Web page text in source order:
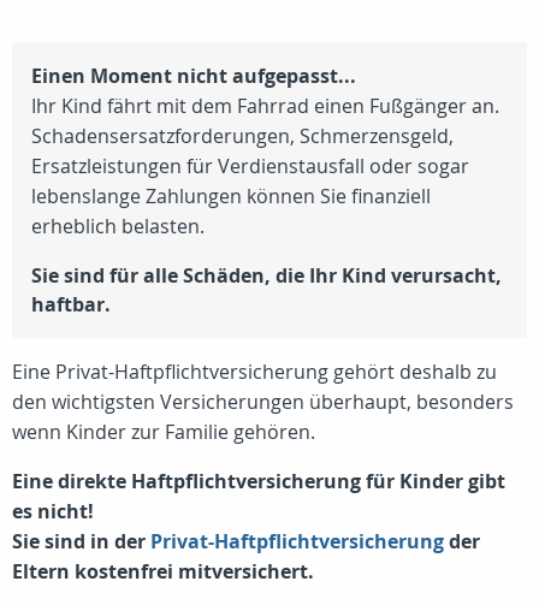
Einen Moment nicht aufgepasst...
Ihr Kind fährt mit dem Fahrrad einen Fußgänger an.
Schadensersatzforderungen, Schmerzensgeld,
Ersatzleistungen für Verdienstausfall oder sogar
lebenslange Zahlungen können Sie finanziell
erheblich belasten.
Sie sind für alle Schäden, die Ihr Kind verursacht,
haftbar.
Eine Privat-Haftpflichtversicherung gehört deshalb zu
den wichtigsten Versicherungen überhaupt, besonders
wenn Kinder zur Familie gehören.
Eine direkte Haftpflichtversicherung für Kinder gibt
es nicht!
Sie sind in der Privat-Haftpflichtversicherungder
Eltern kostenfrei mitversichert.